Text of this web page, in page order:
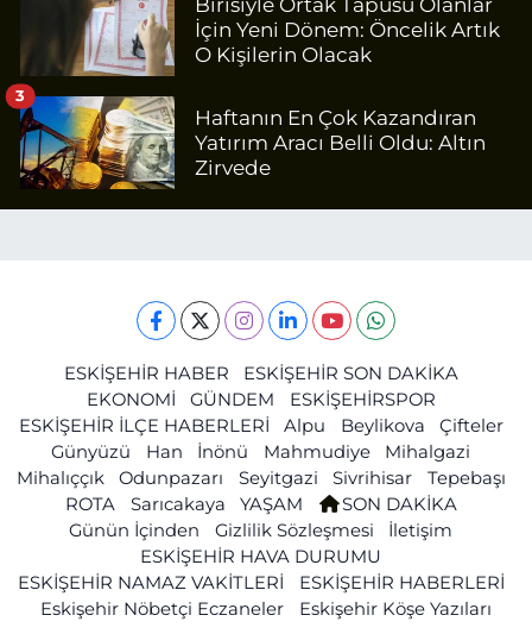
İçin Yeni Dönem: Öncelik Artık
O Kişilerin Olacak
Haftanın En Çok Kazandıran
Yatırım Aracı Belli Oldu: Altın
Zirvede
3
ESKİŞEHİR HABER
ESKİŞEHİR SON DAKİKA
EKONOMİ
GÜNDEM
ESKİŞEHİRSPOR
ESKİŞEHİR İLÇE HABERLERİ
Alpu Beylikova
Çifteler
Günyüzü
Han İnönü Mahmudiye
Mihalgazi
Mihalıççık
Odunpazarı Seyitgazi Sivrihisar
Tepebaşı
ROTA
Sarıcakaya YAŞAM
SON DAKİKA
Günün İçinden
Gizlilik Sözleşmesi
İletişim
ESKİŞEHİR HAVA DURUMU
ESKİŞEHİR NAMAZ VAKİTLERİ
ESKİŞEHİR HABERLERİ
Eskişehir Nöbetçi Eczaneler
Eskişehir Köşe Yazıları